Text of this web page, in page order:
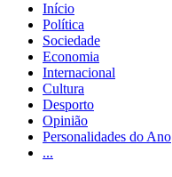
Início
Política
Sociedade
Economia
Internacional
Cultura
Desporto
Opinião
Personalidades do Ano
...